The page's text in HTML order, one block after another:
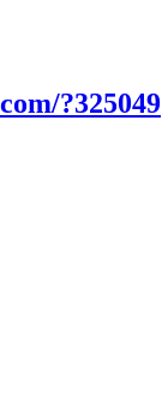
?325049